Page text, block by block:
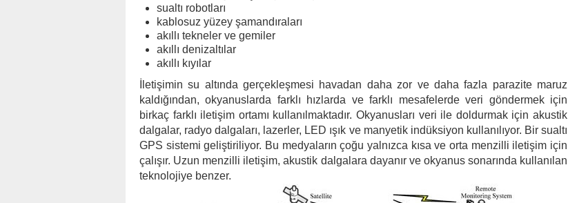
sualtı robotları
kablosuz yüzey şamandıraları
akıllı tekneler ve gemiler
akıllı denizaltılar
akıllı kıyılar
İletişimin su altında gerçekleşmesi havadan daha zor ve daha fazla parazite maruz
kaldığından, okyanuslarda farklı hızlarda ve farklı mesafelerde veri göndermek için
birkaç farklı iletişim ortamı kullanılmaktadır. Okyanusları veri ile doldurmak için akustik
dalgalar, radyo dalgaları, lazerler, LED ışık ve manyetik indüksiyon kullanılıyor. Bir sualtı
GPS sistemi geliştiriliyor. Bu medyaların çoğu yalnızca kısa ve orta menzilli iletişim için
çalışır. Uzun menzilli iletişim, akustik dalgalara dayanır ve okyanus sonarında kullanılan
teknolojiye benzer.​